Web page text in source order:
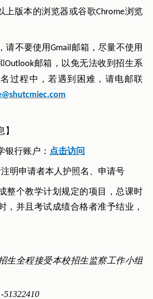
上版本的浏览器或谷歌Chrome浏览
请不要使用Gmail邮箱，尽量不使用
Outlook邮箱，以免无法收到招生系
过程中，若遇到困难，请电邮联
】
银行账户： 点击访问
明申请者本人护照名、申请号
整个教学计划规定的项目，总课时
，并且考试成绩合格者准予结业，
生全程接受本校招生监察工作小组